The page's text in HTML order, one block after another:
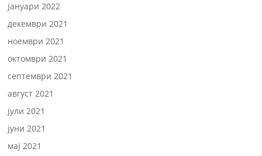
јануари 2022
декември 2021
ноември 2021
октомври 2021
септември 2021
август 2021
јули 2021
јуни 2021
мај 2021